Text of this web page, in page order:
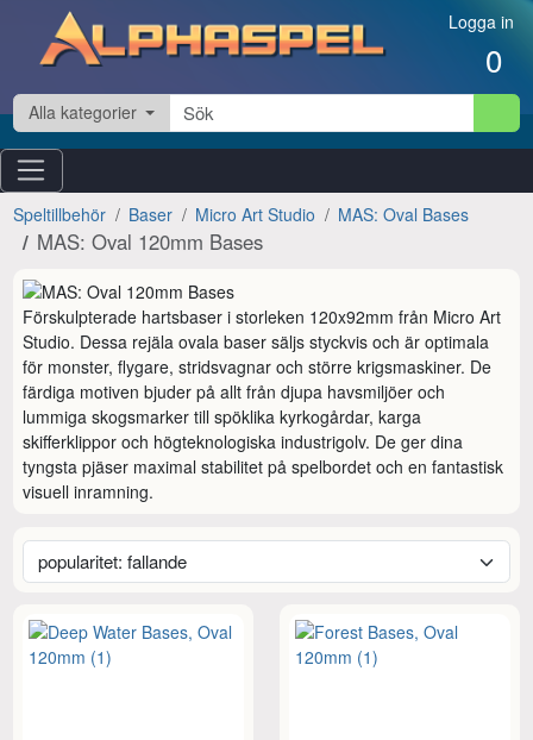
Hoppa till innehåll Logga in
0
Alla kategorier
Speltillbehör Baser Micro Art Studio MAS: Oval Bases
MAS: Oval 120mm Bases
Förskulpterade hartsbaser i storleken 120x92mm från Micro Art
Studio. Dessa rejäla ovala baser säljs styckvis och är optimala
för monster, flygare, stridsvagnar och större krigsmaskiner. De
färdiga motiven bjuder på allt från djupa havsmiljöer och
lummiga skogsmarker till spöklika kyrkogårdar, karga
skifferklippor och högteknologiska industrigolv. De ger dina
tyngsta pjäser maximal stabilitet på spelbordet och en fantastisk
visuell inramning.